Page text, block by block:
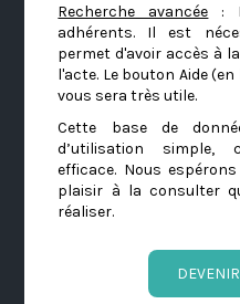
Recherche avancée :
adhérents. Il est
permet d'avoir accès à
l'acte. Le bouton Aide
vous sera très utile.
Cette base de
d’utilisation simple,
efficace. Nous
plaisir à la consulter
réaliser.